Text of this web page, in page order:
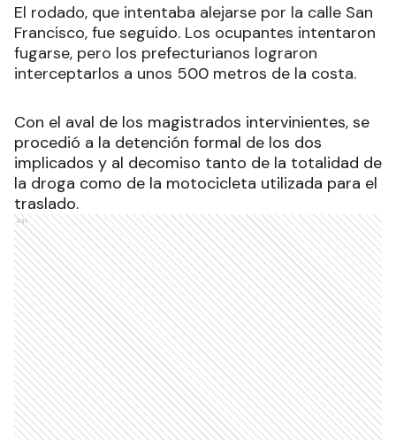
El rodado, que intentaba alejarse por la calle San
Francisco, fue seguido. Los ocupantes intentaron
fugarse, pero los prefecturianos lograron
interceptarlos a unos 500 metros de la costa.
Con el aval de los magistrados intervinientes, se
procedió a la detención formal de los dos
implicados y al decomiso tanto de la totalidad de
la droga como de la motocicleta utilizada para el
traslado.
Ads